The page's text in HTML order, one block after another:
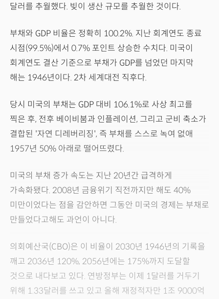
달러를 추월했다. 빚이 생산 규모를 추월한 것이다.
부채와 GDP 비율은 정확히 100.2%. 지난 회계연도 종료
시점(99.5%)에서 0.7% 포인트 상승한 수치다. 미국이
회계연도 결산 기준으로 부채가 GDP를 넘었던 마지막
해는 1946년이다. 2차 세계대전 직후다.
당시 미국의 부채는 GDP 대비 106.1%로 사상 최고를
찍은 후, 전후 베이비붐과 인플레이션, 그리고 군비 축소가
결합된 '자연 디레버리징', 즉 부채를 스스로 녹여 없애
1957년 50% 아래로 떨어뜨렸다.
미국의 부채 증가 속도는 지난 20년간 급격하게
가속화됐다. 2008년 금융위기 직전까지만 해도 40%
미만이었다는 점을 감안하면 그동안 미국의 경제는 부채로
만들었다고해도 과언이 아니다.
의회예산국(CBO)은 이 비율이 2030년 1946년의 기록을
깨고 2036년 120%, 2056년에는 175%까지 도달할
것으로 내다보고 있다. 연방정부는 이제 1달러를 거두기
위해 1.33달러를 쓰고 있고 올해 재정적자만 1조 9000억